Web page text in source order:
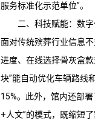
服务标准化示范单位”。
二、科技赋能：数
面对传统殡葬行业信息不
进度、在线选择骨灰盒
块”能自动优化车辆路线
15%。此外，馆内还部
+人文”的模式，既缩短